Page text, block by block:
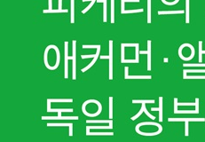
/ 다음 판을 위한 행동
상속을 위해 무엇을 할 것인가
로운 청년 정치
전, 그린뉴딜